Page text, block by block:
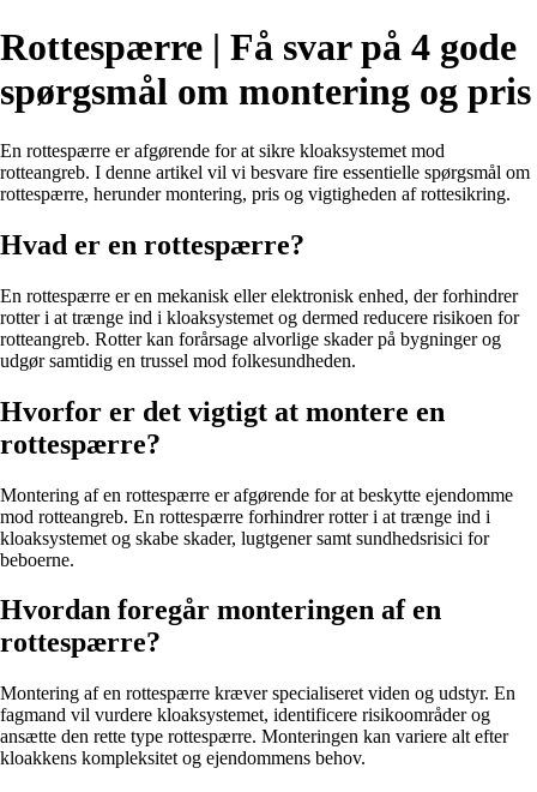
Rottespærre | Få svar på 4 gode
spørgsmål om montering og pris
En rottespærre er afgørende for at sikre kloaksystemet mod
rotteangreb. I denne artikel vil vi besvare fire essentielle spørgsmål om
rottespærre, herunder montering, pris og vigtigheden af rottesikring.
Hvad er en rottespærre?
En rottespærre er en mekanisk eller elektronisk enhed, der forhindrer
rotter i at trænge ind i kloaksystemet og dermed reducere risikoen for
rotteangreb. Rotter kan forårsage alvorlige skader på bygninger og
udgør samtidig en trussel mod folkesundheden.
Hvorfor er det vigtigt at montere en
rottespærre?
Montering af en rottespærre er afgørende for at beskytte ejendomme
mod rotteangreb. En rottespærre forhindrer rotter i at trænge ind i
kloaksystemet og skabe skader, lugtgener samt sundhedsrisici for
beboerne.
Hvordan foregår monteringen af en
rottespærre?
Montering af en rottespærre kræver specialiseret viden og udstyr. En
fagmand vil vurdere kloaksystemet, identificere risikoområder og
ansætte den rette type rottespærre. Monteringen kan variere alt efter
kloakkens kompleksitet og ejendommens behov.